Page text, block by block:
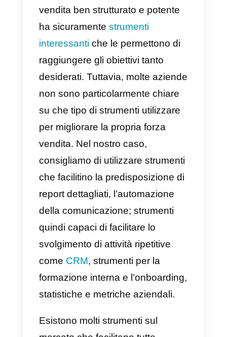
Il modo di vendere e
commercializzare prodotti o
servizi è cambiato nel corso degli
anni. Un’azienda con un team di
vendita ben strutturato e potente
ha sicuramentestrumenti
interessantiche le permettono di
raggiungere gli obiettivi tanto
desiderati. Tuttavia, molte
non sono particolarmente chiare
su che tipo di strumenti utilizzare
per migliorare la propria forza
vendita. Nel nostro caso,
che facilitino la predisposizione di